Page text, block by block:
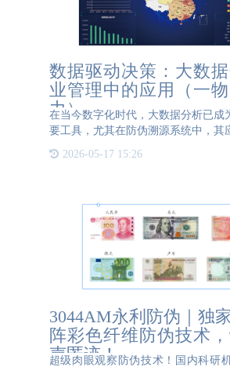
数据驱动决策：大数
业管理中的应用（一
力）
在当今数字化时代，大数据分析已成
要工具，尤其在防伪溯源系统中，其
网、大数据和云计算等先进技术，通
2026-05-17 15:26
3044AM永利防伪｜独
阵彩色纤维防伪技术
声匿迹！
超级肉眼观察防伪技术！国内科研